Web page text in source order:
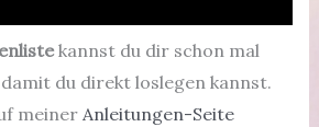
kannst du dir schon mal
du direkt loslegen kannst.
meiner Anleitungen-Seite